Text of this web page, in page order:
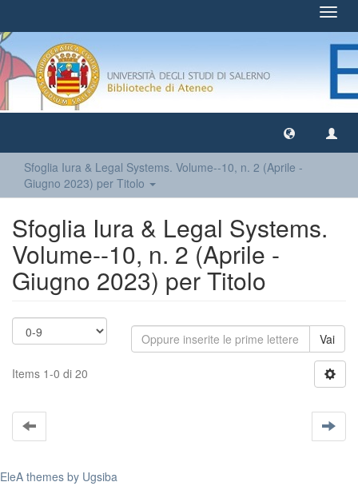
Sfoglia Iura & Legal Systems. Volume--10, n. 2 (Aprile -
Giugno 2023) per Titolo
Sfoglia Iura & Legal Systems.
Volume--10, n. 2 (Aprile -
Giugno 2023) per Titolo
Vai
Items 1-0 di 20
EleA themes by Ugsiba